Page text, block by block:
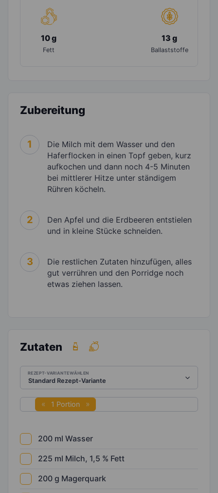
10 g
Fett
13 g
Ballaststoffe
Zubereitung
1
Die Milch mit dem Wasser und den
Haferflocken in einen Topf geben, kurz
aufkochen und dann noch 4-5 Minuten
bei mittlerer Hitze unter ständigem
Rühren köcheln.
2
Den Apfel und die Erdbeeren entstielen
und in kleine Stücke schneiden.
3
Die restlichen Zutaten hinzufügen, alles
gut verrühren und den Porridge noch
etwas ziehen lassen.
Zutaten
REZEPT-VARIANTE WÄHLEN
1 Portion
200 ml Wasser
225 ml Milch, 1,5 % Fett
200 g Magerquark